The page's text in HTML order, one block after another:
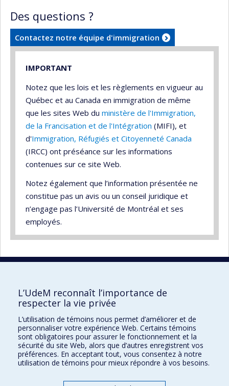
Des questions ?
Contactez notre équipe d'immigration
IMPORTANT
Notez que les lois et les règlements en vigueur au
Québec et au Canada en immigration de même
que les sites Web du ministère de l'Immigration,
de la Francisation et de l'Intégration (MIFI), et
d'Immigration, Réfugiés et Citoyenneté Canada
(IRCC) ont préséance sur les informations
contenues sur ce site Web.
Notez également que l’information présentée ne
constitue pas un avis ou un conseil juridique et
n’engage pas l’Université de Montréal et ses
employés.
UdeM international
3744, rue Jean-Brillant
Bureau 581, 5e étage
Montréal (Québec)
Canada H3T 1P1
Pour nous joindre
L’UdeM reconnaît l’importance de
respecter la vie privée
L’utilisation de témoins nous permet d’améliorer et de
personnaliser votre expérience Web. Certains témoins
sont obligatoires pour assurer le fonctionnement et la
sécurité du site Web, alors que d’autres enregistrent vos
préférences. En acceptant tout, vous consentez à notre
utilisation de témoins pour mieux répondre à vos besoins.